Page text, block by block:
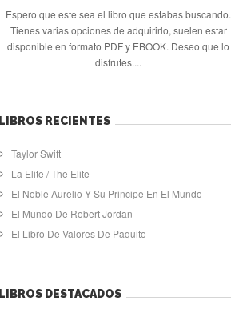
Espero que este sea el libro que estabas buscando.
Tienes varias opciones de adquirirlo, suelen estar
disponible en formato PDF y EBOOK. Deseo que lo
disfrutes....
LIBROS RECIENTES
Taylor Swift
La Elite / The Elite
El Noble Aurelio Y Su Principe En El Mundo
El Mundo De Robert Jordan
El Libro De Valores De Paquito
LIBROS DESTACADOS